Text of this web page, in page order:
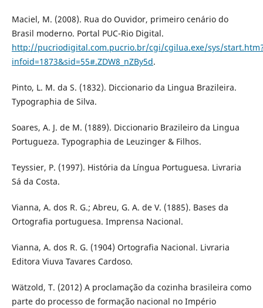
Maciel, M. (2008). Rua do Ouvidor, primeiro cenário do
Brasil moderno. Portal PUC-Rio Digital.
http://pucriodigital.com.pucrio.br/cgi/cgilua.exe/sys/
infoid=1873&sid=55#.ZDW8_nZBy5d.
Pinto, L. M. da S. (1832). Diccionario da Lingua Brazileira.
Typographia de Silva.
Soares, A. J. de M. (1889). Diccionario Brazileiro da Lingua
Portugueza. Typographia de Leuzinger & Filhos.
Teyssier, P. (1997). História da Língua Portuguesa. Livraria
Sá da Costa.
Vianna, A. dos R. G.; Abreu, G. A. de V. (1885). Bases da
Ortografia portuguesa. Imprensa Nacional.
Vianna, A. dos R. G. (1904) Ortografia Nacional. Livraria
Editora Viuva Tavares Cardoso.
Wätzold, T. (2012) A proclamação da cozinha brasileira como
parte do processo de formação nacional no Império